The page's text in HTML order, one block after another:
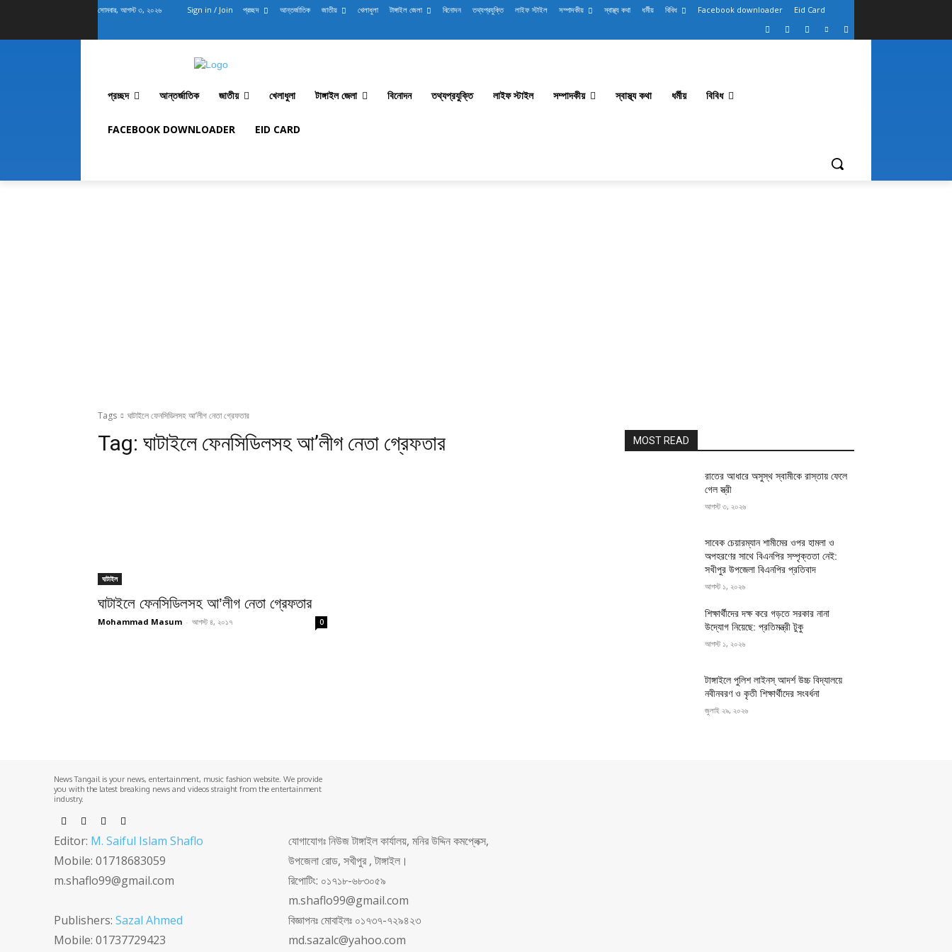
সোমবার, আগস্ট ৩, ২০২৬ Sign in / Join প্রচ্ছদ আন্তর্জাতিক জাতীয় খেলাধুলা টাঙ্গাইল জেলা বিনোদন তথ্যপ্রযুক্তি লাইফ স্টাইল সম্পাদকীয় স্বাস্থ্য কথা ধর্মীয় বিবিধ Facebook downloader Eid Card
প্রচ্ছদ আন্তর্জাতিক জাতীয় খেলাধুলা টাঙ্গাইল জেলা বিনোদন তথ্যপ্রযুক্তি লাইফ স্টাইল সম্পাদকীয় স্বাস্থ্য কথা ধর্মীয় বিবিধ
FACEBOOK DOWNLOADER EID CARD
Tags ঘাটাইলে ফেনসিডিলসহ আ’লীগ নেতা গ্রেফতার
Tag: ঘাটাইলে ফেনসিডিলসহ আ’লীগ নেতা গ্রেফতার
ঘাটাইল
ঘাটাইলে ফেনসিডিলসহ আ’লীগ নেতা গ্রেফতার
Mohammad Masum - আগস্ট ৪, ২০১৭ 0
MOST READ
রাতের আধারে অসুস্থ স্বামীকে রাস্তায় ফেলে
গেল স্ত্রী
আগস্ট ৩, ২০২৬
সাবেক চেয়ারম্যান শামীমের ওপর হামলা ও
অপহরণের সাথে বিএনপির সম্পৃক্ততা নেই:
সখীপুর উপজেলা বিএনপির প্রতিবাদ
আগস্ট ১, ২০২৬
শিক্ষার্থীদের দক্ষ করে গড়তে সরকার নানা
উদ্যোগ নিয়েছে: প্রতিমন্ত্রী টুকু
আগস্ট ১, ২০২৬
টাঙ্গাইলে পুলিশ লাইনস্ আদর্শ উচ্চ বিদ্যালয়ে
নবীনবরণ ও কৃতী শিক্ষার্থীদের সংবর্ধনা
জুলাই ২৯, ২০২৬
News Tangail is your news, entertainment, music fashion website. We provide
you with the latest breaking news and videos straight from the entertainment
industry.
Editor: M. Saiful Islam Shaflo
Mobile: 01718683059
m.shaflo99@gmail.com
Publishers: Sazal Ahmed
Mobile: 01737729423
যোগাযোগঃ নিউজ টাঙ্গাইল কার্যালয়, মনির উদ্দিন কমপ্লেক্স,
উপজেলা রোড, সখীপুর , টাঙ্গাইল।
রিপোটিং: ০১৭১৮-৬৮৩০৫৯
m.shaflo99@gmail.com
বিজ্ঞাপনঃ মোবাইলঃ ০১৭৩৭-৭২৯৪২৩
md.sazalc@yahoo.com